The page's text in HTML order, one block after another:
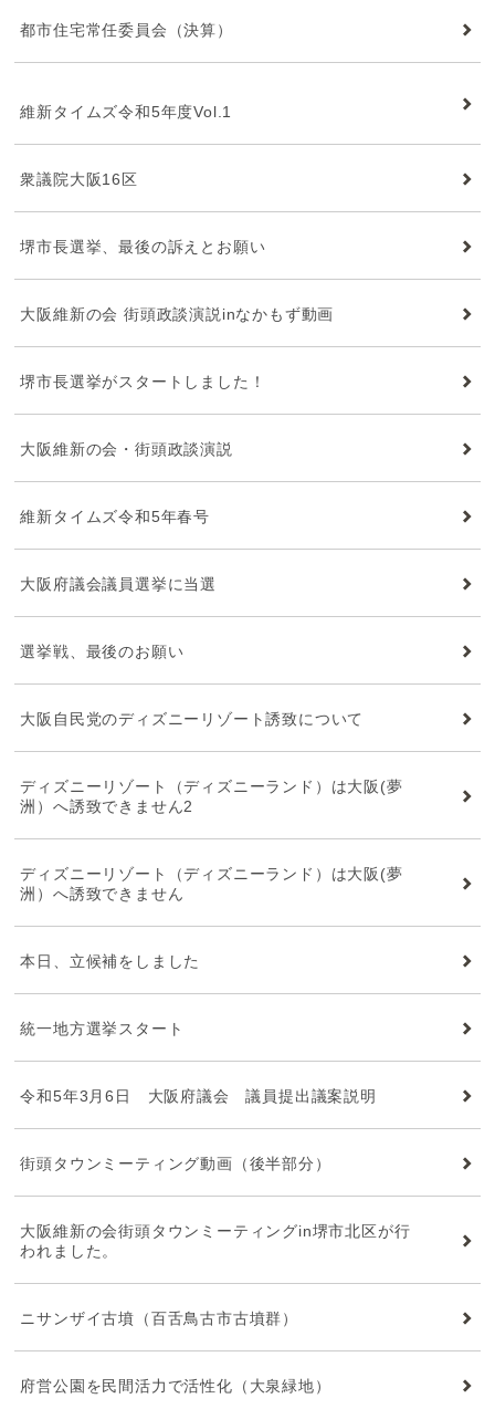
都市住宅常任委員会（決算）
維新タイムズ令和5年度Vol.1
衆議院大阪16区
堺市長選挙、最後の訴えとお願い
大阪維新の会 街頭政談演説inなかもず動画
堺市長選挙がスタートしました！
大阪維新の会・街頭政談演説
維新タイムズ令和5年春号
大阪府議会議員選挙に当選
選挙戦、最後のお願い
大阪自民党のディズニーリゾート誘致について
ディズニーリゾート（ディズニーランド）は大阪(夢
洲）へ誘致できません2
ディズニーリゾート（ディズニーランド）は大阪(夢
洲）へ誘致できません
本日、立候補をしました
統一地方選挙スタート
令和5年3月6日 大阪府議会 議員提出議案説明
街頭タウンミーティング動画（後半部分）
大阪維新の会街頭タウンミーティングin堺市北区が行
われました。
ニサンザイ古墳（百舌鳥古市古墳群）
府営公園を民間活力で活性化（大泉緑地）